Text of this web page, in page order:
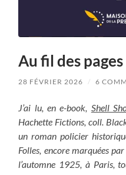
Au fil des
28 FÉVRIER 2026 / 6
J’ai lu, en e-book, Shell
Hachette Fictions, coll.
un roman policier
Folles, encore marquées
l’automne 1925, à Paris,